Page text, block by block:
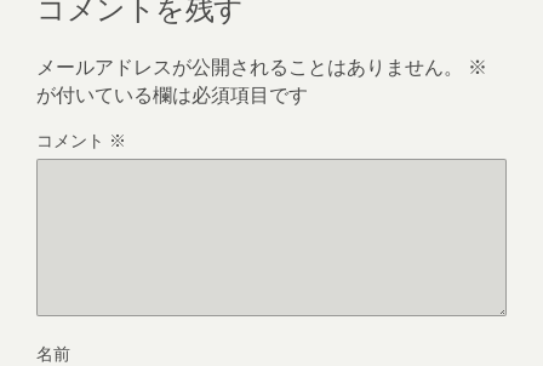
メールアドレスが公開されることはありません。
※
が付いている欄は必須項目です
コメント ※
名前